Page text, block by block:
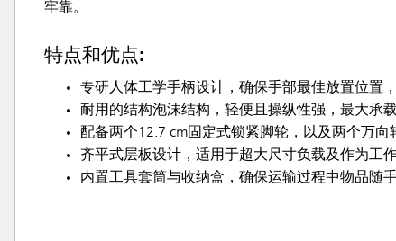
牢靠。
特点和优点:
专研人体工学手柄设计，确保手部最佳放置位置
耐用的结构泡沫结构，轻便且操纵性强，最大承
配备两个12.7 cm固定式锁紧脚轮，以及两个万
齐平式层板设计，适用于超大尺寸负载及作为工
内置工具套筒与收纳盒，确保运输过程中物品随